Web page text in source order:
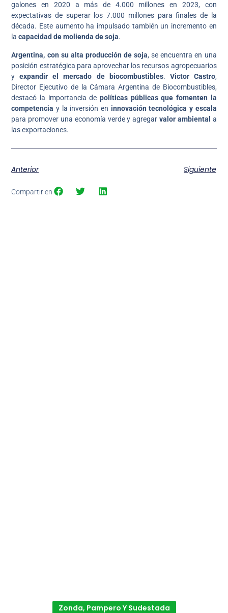
galones en 2020 a más de 4.000 millones en 2023, con
expectativas de superar los 7.000 millones para finales de la
década. Este aumento ha impulsado también un incremento en
lacapacidad de molienda de soja.
Argentina, con su alta producción de soja, se encuentra en una
posición estratégica para aprovechar los recursos agropecuarios
yexpandir el mercado de biocombustibles. Victor Castro,
Director Ejecutivo de la Cámara Argentina de Biocombustibles,
destacó la importancia de políticas públicas que fomenten la
competencia y la inversión en innovación tecnológica y escala
para promover una economía verde y agregarvalor ambiental a
las exportaciones.
Anterior Siguiente
Compartir en
Zonda, Pampero Y Sudestada